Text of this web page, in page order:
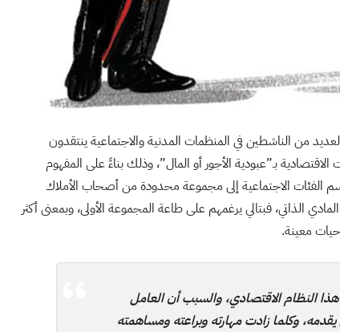
من الناشطين في المنظمات المدنية والاجتماعية ينتقدون
بـ”عبودية الأجور أو المال”، وذلك بناءً على المفهوم
الفئات الاجتماعية إلى مجموعة محدودة من أصحاب الأملاك
الذاتي، فبتالي يرغمهم على طاعة المجموعة الأولى، وبمعنى أكثر
معينة.
هذا النظام الاقتصادي، والسبب أن العامل
وكلما زادت مهارته وبراعته ومساهمته